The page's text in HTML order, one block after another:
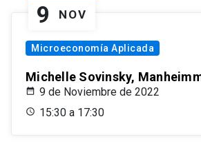
9 NOV
Microeconomía Aplicada
Michelle Sovinsky,
9 de Noviembre de 2022
15:30 a 17:30